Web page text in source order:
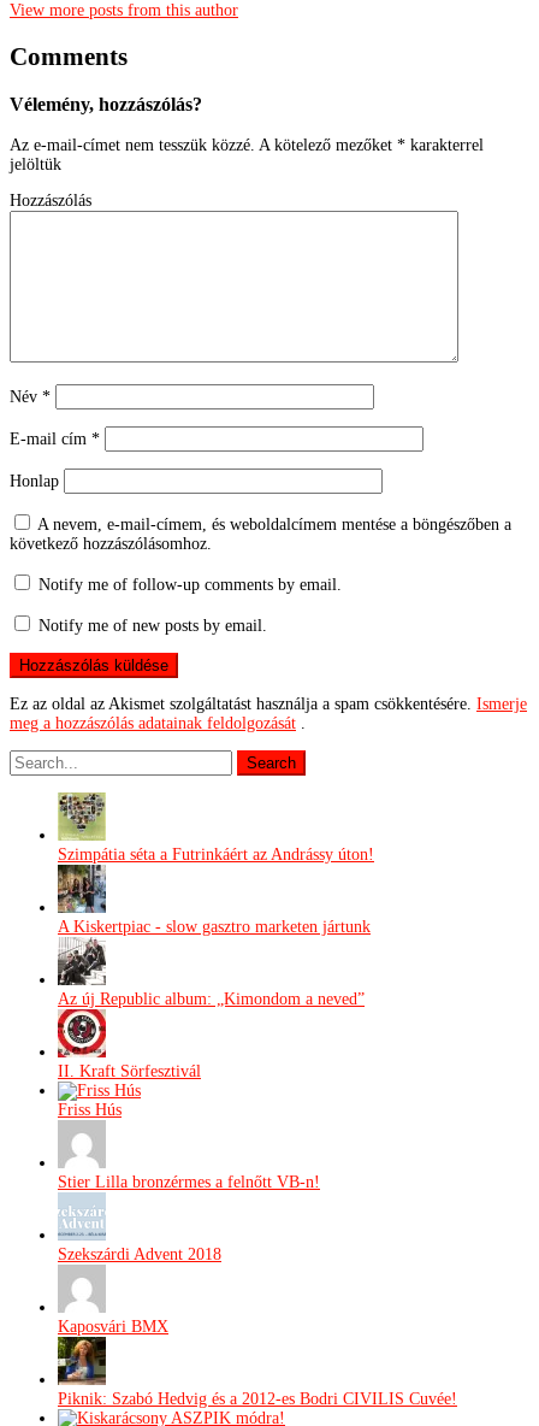
View more posts from this author
Comments
Vélemény, hozzászólás?
Az e-mail-címet nem tesszük közzé. A kötelező mezőket * karakterrel
jelöltük
Hozzászólás
Név *
E-mail cím *
Honlap
A nevem, e-mail-címem, és weboldalcímem mentése a böngészőben a
következő hozzászólásomhoz.
Notify me of follow-up comments by email.
Notify me of new posts by email.
Ez az oldal az Akismet szolgáltatást használja a spam csökkentésére. Ismerje
meg a hozzászólás adatainak feldolgozását .
Szimpátia séta a Futrinkáért az Andrássy úton!
A Kiskertpiac - slow gasztro marketen jártunk
Az új Republic album: „Kimondom a neved”
II. Kraft Sörfesztivál
Friss Hús
Stier Lilla bronzérmes a felnőtt VB-n!
Szekszárdi Advent 2018
Kaposvári BMX
Piknik: Szabó Hedvig és a 2012-es Bodri CIVILIS Cuvée!